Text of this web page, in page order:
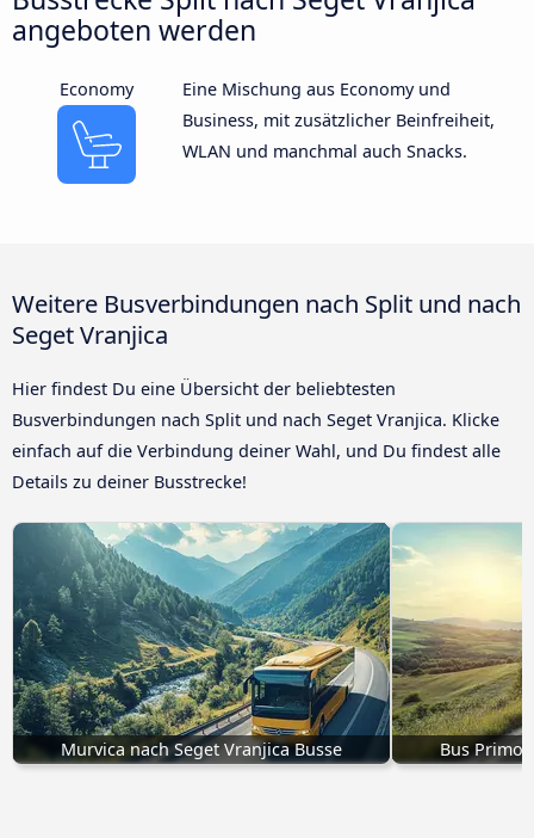
angeboten werden
Economy
Eine Mischung aus Economy und
Business, mit zusätzlicher Beinfreiheit,
WLAN und manchmal auch Snacks.
Weitere Busverbindungen nach Split und nach
Seget Vranjica
Hier findest Du eine Übersicht der beliebtesten
Busverbindungen nach Split und nach Seget Vranjica. Klicke
einfach auf die Verbindung deiner Wahl, und Du findest alle
Details zu deiner Busstrecke!
Murvica nach Seget Vranjica Busse Bus